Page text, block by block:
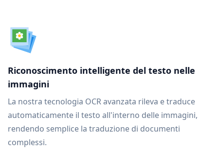
Riconoscimento intelligente del testo nelle
immagini
La nostra tecnologia OCR avanzata rileva e traduce
automaticamente il testo all'interno delle immagini,
rendendo semplice la traduzione di documenti
complessi.